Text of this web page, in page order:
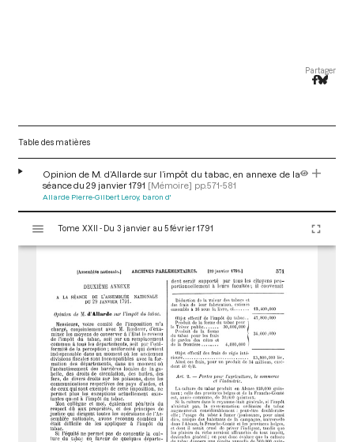
Partager
Table des matières
Opinion de M. d’Allarde sur l’impôt du tabac, en annexe de la
séance du 29 janvier 1791 [Mémoire] pp.571-581
Allarde Pierre-Gilbert Leroy, baron d'
s
Tome XXII - Du 3 janvier au 5 février 1791